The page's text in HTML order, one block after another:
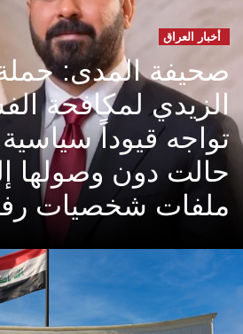
أخبار العراق
صحيفة المدى:
الزيدي لمكافحة
تواجه قيوداً سياسية
حالت دون وصولها
ملفات شخصيات